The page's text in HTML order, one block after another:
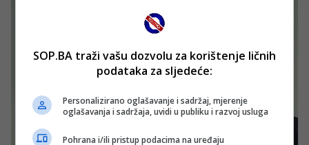
SOP.BA traži vašu dozvolu za korištenje ličnih
podataka za sljedeće:
Personalizirano oglašavanje i sadržaj, mjerenje
oglašavanja i sadržaja, uvidi u publiku i razvoj usluga
Pohrana i/ili pristup podacima na uređaju